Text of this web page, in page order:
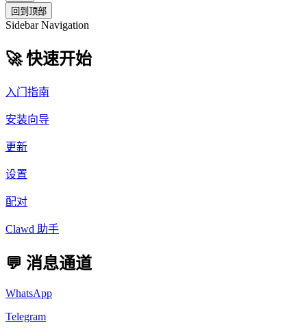
回到顶部
Sidebar Navigation
🚀 快速开始
入门指南
安装向导
更新
设置
配对
Clawd 助手
💬 消息通道
WhatsApp
Telegram